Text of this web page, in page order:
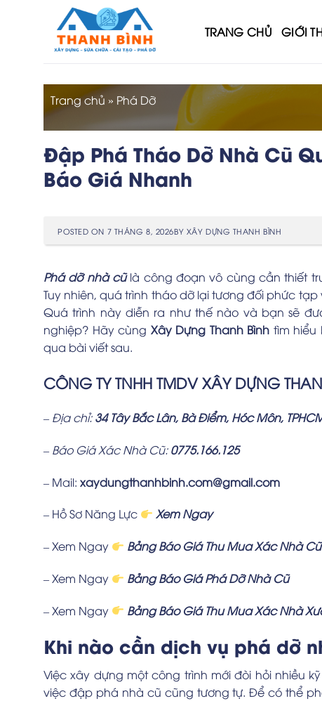
TRANG CHỦ GIỚI
Trang chủ » Phá Dỡ
Đập Phá Tháo Dỡ Nhà Cũ
Báo Giá Nhanh
POSTED ON 7 THÁNG 8, 2026BY XÂY DỰNG THANH BÌNH
Phá dỡ nhà cũlà công đoạn vô cùng cần thiết
Tuy nhiên, quá trình tháo dỡ lại tương đối phức
Quá trình này diễn ra như thế nào và bạn sẽ
nghiệp? Hãy cùng Xây Dựng Thanh Bình tìm hiểu
qua bài viết sau.
CÔNG TY TNHH TMDV XÂY DỰNG
– Địa chỉ:34 Tây Bắc Lân, Bà Điểm, Hóc Môn,
– Báo Giá Xác Nhà Cũ:0775.166.125
– Mail: xaydungthanhbinh.com@gmail.com
– Hồ Sơ Năng Lực Xem Ngay
– Xem Ngay Bảng Báo Giá Thu Mua Xác Nhà Cũ
– Xem Ngay Bảng Báo Giá Phá Dỡ Nhà Cũ
– Xem Ngay Bảng Báo Giá Thu Mua Xác Nhà
Khi nào cần dịch vụ phá dỡ
Việc xây dựng một công trình mới đòi hỏi nhiều
việc đập phá nhà cũ cũng tương tự. Để có thể